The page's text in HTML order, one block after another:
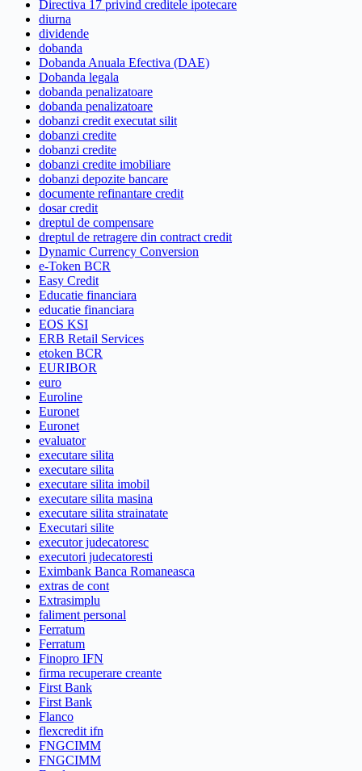
Directiva 17 privind creditele ipotecare
diurna
dividende
dobanda
Dobanda Anuala Efectiva (DAE)
Dobanda legala
dobanda penalizatoare
dobanda penalizatoare
dobanzi credit executat silit
dobanzi credite
dobanzi credite
dobanzi credite imobiliare
dobanzi depozite bancare
documente refinantare credit
dosar credit
dreptul de compensare
dreptul de retragere din contract credit
Dynamic Currency Conversion
e-Token BCR
Easy Credit
Educatie financiara
educatie financiara
EOS KSI
ERB Retail Services
etoken BCR
EURIBOR
euro
Euroline
Euronet
Euronet
evaluator
executare silita
executare silita
executare silita imobil
executare silita masina
executare silita strainatate
Executari silite
executor judecatoresc
executori judecatoresti
Eximbank Banca Romaneasca
extras de cont
Extrasimplu
faliment personal
Ferratum
Ferratum
Finopro IFN
firma recuperare creante
First Bank
First Bank
Flanco
flexcredit ifn
FNGCIMM
FNGCIMM